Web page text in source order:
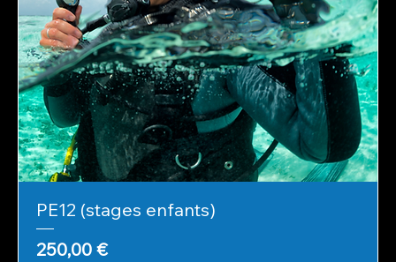
PE12 (stages enfants)
Prix
250,00 €